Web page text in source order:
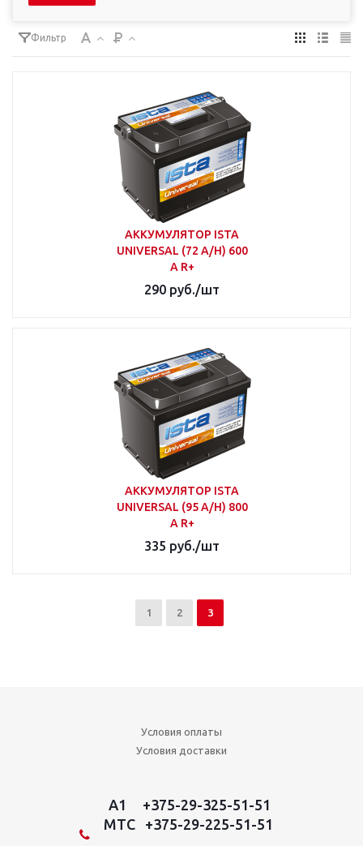
Фильтр
АККУМУЛЯТОР ISTA
UNIVERSAL (72 A/H) 600
A R+
290 руб./шт
АККУМУЛЯТОР ISTA
UNIVERSAL (95 A/H) 800
A R+
335 руб./шт
1 2 3
Условия оплаты
Условия доставки
A1 +375-29-325-51-51
MTC +375-29-225-51-51